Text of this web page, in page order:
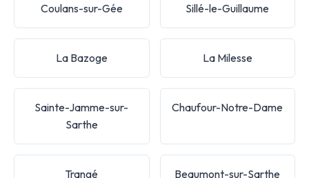
Coulans-sur-Gée Sillé-le-Guillaume
La Bazoge La Milesse
Sainte-Jamme-sur-
Sarthe
Chaufour-Notre-Dame
Trangé Beaumont-sur-Sarthe